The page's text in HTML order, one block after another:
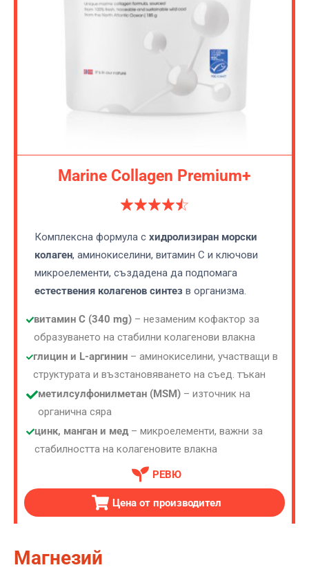
Marine Collagen Premium+
Комплексна формула с хидролизиран морски
колаген, аминокиселини, витамин C и ключови
микроелементи, създадена да подпомага
естествения колагенов синтез в организма.
витамин C (340 mg) – незаменим кофактор за
образуването на стабилни колагенови влакна
глицин и L-аргинин – аминокиселини, участващи в
структурата и възстановяването на съед. тъкан
метилсулфонилметан (MSM)– източник на
органична сяра
цинк, манган и мед– микроелементи, важни за
стабилността на колагеновите влакна
РЕВЮ
Цена от производител
Магнезий